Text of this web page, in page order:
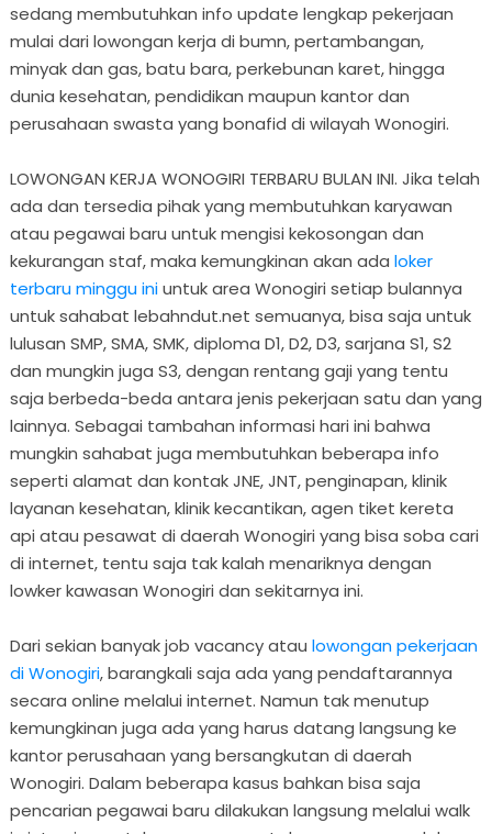
sedang membutuhkan info update lengkap pekerjaan
mulai dari lowongan kerja di bumn, pertambangan,
minyak dan gas, batu bara, perkebunan karet, hingga
dunia kesehatan, pendidikan maupun kantor dan
perusahaan swasta yang bonafid di wilayah Wonogiri.
LOWONGAN KERJA WONOGIRI TERBARU BULAN INI. Jika telah
ada dan tersedia pihak yang membutuhkan karyawan
atau pegawai baru untuk mengisi kekosongan dan
kekurangan staf, maka kemungkinan akan ada loker
terbaru minggu iniuntuk area Wonogiri setiap bulannya
untuk sahabat lebahndut.net semuanya, bisa saja untuk
lulusan SMP, SMA, SMK, diploma D1, D2, D3, sarjana S1, S2
dan mungkin juga S3, dengan rentang gaji yang tentu
saja berbeda-beda antara jenis pekerjaan satu dan yang
lainnya. Sebagai tambahan informasi hari ini bahwa
mungkin sahabat juga membutuhkan beberapa info
seperti alamat dan kontak JNE, JNT, penginapan, klinik
layanan kesehatan, klinik kecantikan, agen tiket kereta
api atau pesawat di daerah Wonogiri yang bisa soba cari
di internet, tentu saja tak kalah menariknya dengan
lowker kawasan Wonogiri dan sekitarnya ini.
Dari sekian banyak job vacancy atau lowongan pekerjaan
di Wonogiri, barangkali saja ada yang pendaftarannya
secara online melalui internet. Namun tak menutup
kemungkinan juga ada yang harus datang langsung ke
kantor perusahaan yang bersangkutan di daerah
Wonogiri. Dalam beberapa kasus bahkan bisa saja
pencarian pegawai baru dilakukan langsung melalui walk